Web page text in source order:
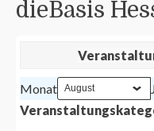
dieBasis
Monat